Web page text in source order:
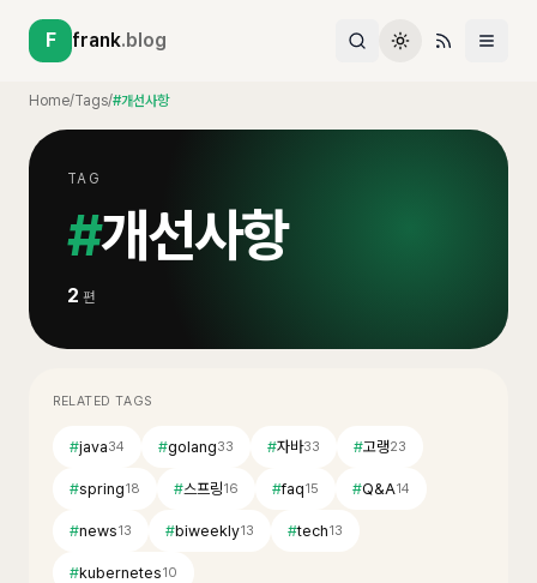
F frank.blog
Home/Tags/#개선사항
TAG
#개선사항
2 편
RELATED TAGS
#java34 #golang33 #자바33 #고랭23
#spring18 #스프링16 #faq15 #Q&A14
#news13 #biweekly13 #tech13
#kubernetes10